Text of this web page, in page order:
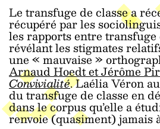
Le transfuge de classe a
récupéré par les
les rapports entre transfuge
révélant les stigmates
une « mauvaise »
Arnaud Hoedt et Jérôme
Convivialité. Laélia Véron
du transfuge de classe en
dans le corpus qu’elle a
renvoie (quasiment) jamais